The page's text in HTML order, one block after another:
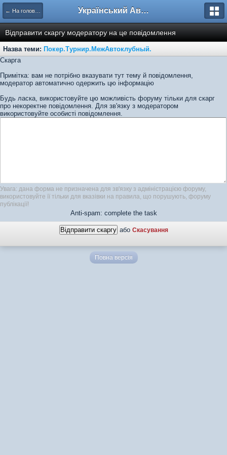
← На головну Український Автоклуб ВАЗ
Відправити скаргу модератору на це повідомлення
Назва теми: Покер.Турнир.МежАвтоклубный.
Скарга
Примітка: вам не потрібно вказувати тут тему й повідомлення,
модератор автоматично одержить цю інформацію
Будь ласка, використовуйте цю можливість форуму тільки для скарг
про некоректне повідомлення. Для зв'язку з модератором
використовуйте особисті повідомлення.
Увага: дана форма не призначена для зв'язку з адміністрацією форуму,
використовуйте її тільки для вказівки на правила, що порушують, форуму
публікації!
Anti-spam: complete the task
або Скасування
Повна версія